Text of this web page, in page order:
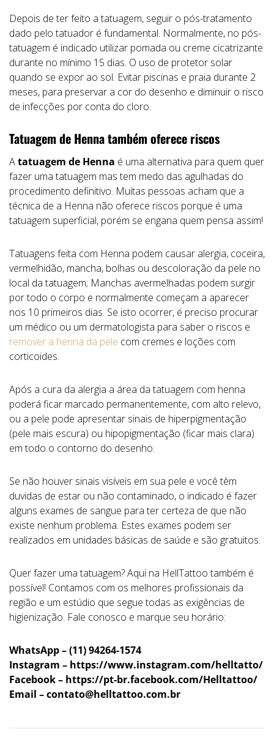
Depois de ter feito a tatuagem, seguir o pós-tratamento
dado pelo tatuador é fundamental. Normalmente, no pós-
tatuagem é indicado utilizar pomada ou creme cicatrizante
durante no mínimo 15 dias. O uso de protetor solar
quando se expor ao sol. Evitar piscinas e praia durante 2
meses, para preservar a cor do desenho e diminuir o risco
de infecções por conta do cloro.
Tatuagem de Henna também oferece riscos
Atatuagem de Henna é uma alternativa para quem quer
fazer uma tatuagem mas tem medo das agulhadas do
procedimento definitivo. Muitas pessoas acham que a
técnica de a Henna não oferece riscos porque é uma
tatuagem superficial, porém se engana quem pensa assim!
Tatuagens feita com Henna podem causar alergia, coceira,
vermelhidão, mancha, bolhas ou descoloração da pele no
local da tatuagem; Manchas avermelhadas podem surgir
por todo o corpo e normalmente começam a aparecer
nos 10 primeiros dias. Se isto ocorrer, é preciso procurar
um médico ou um dermatologista para saber o riscos e
remover a henna da pele com cremes e loções com
corticoides.
Após a cura da alergia a área da tatuagem com henna
poderá ficar marcado permanentemente, com alto relevo,
ou a pele pode apresentar sinais de hiperpigmentação
(pele mais escura) ou hipopigmentação (ficar mais clara)
em todo o contorno do desenho.
Se não houver sinais visíveis em sua pele e você têm
duvidas de estar ou não contaminado, o indicado é fazer
alguns exames de sangue para ter certeza de que não
existe nenhum problema. Estes exames podem ser
realizados em unidades básicas de saúde e são gratuitos.
Quer fazer uma tatuagem? Aqui na HellTattoo também é
possível! Contamos com os melhores profissionais da
região e um estúdio que segue todas as exigências de
higienização. Fale conosco e marque seu horário:
WhatsApp – (11) 94264-1574
Instagram – https://www.instagram.com/helltatto/
Facebook – https://pt-br.facebook.com/Helltattoo/
Email –contato@helltattoo.com.br